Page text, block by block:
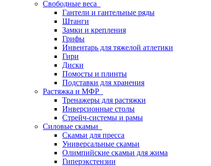
Свободные веса
Гантели и гантельные ряды
Штанги
Замки и крепления
Грифы
Инвентарь для тяжелой атлетики
Гири
Диски
Помосты и плинты
Подставки для хранения
Растяжка и МФР
Тренажеры для растяжки
Инверсионные столы
Стрейч-системы и рамы
Силовые скамьи
Скамьи для пресса
Универсальные скамьи
Олимпийские скамьи для жима
Гиперэкстензии